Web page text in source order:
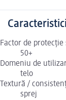
Caracteristici
Factor de
50+
Domeniu de
telo
Textură /
sprej